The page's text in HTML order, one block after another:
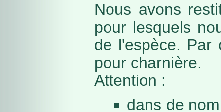
Nous avons
pour lesquels
de l'espèce. Par
pour charnière.
Attention :
dans de